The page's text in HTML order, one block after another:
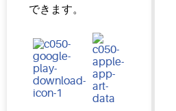
できます。